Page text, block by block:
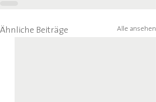
Ähnliche Beiträge Alle ansehen